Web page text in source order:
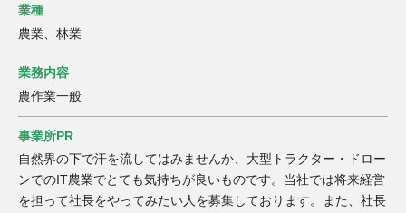
業種
農業、林業
業務内容
農作業一般
事業所PR
自然界の下で汗を流してはみませんか、大型トラクター・ドロー
ンでのIT農業でとても気持ちが良いものです。当社では将来経営
を担って社長をやってみたい人を募集しております。また、社長